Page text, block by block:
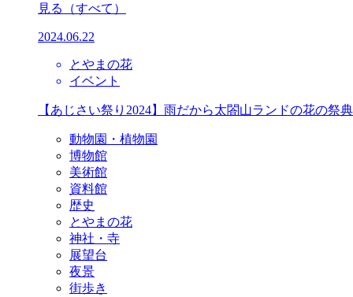
見る （すべて）
2024.06.22
とやまの花
イベント
【あじさい祭り2024】雨だから太閤山ランドの花の祭
動物園・植物園
博物館
美術館
資料館
歴史
とやまの花
神社・寺
展望台
夜景
街歩き